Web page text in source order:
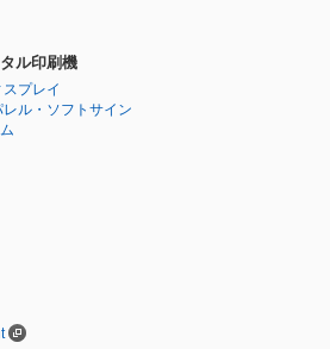
ル印刷機
プレイ
ル・ソフトサイン